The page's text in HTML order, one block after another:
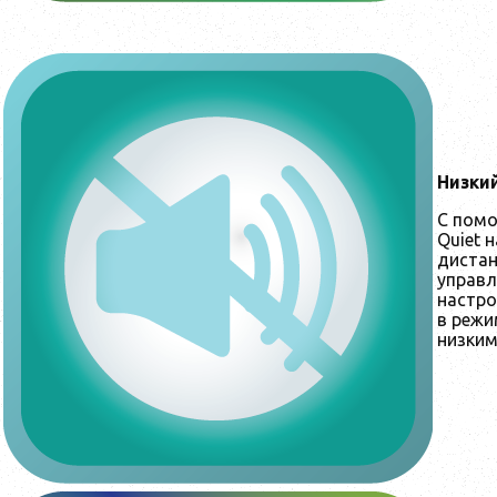
С
Quiet
в